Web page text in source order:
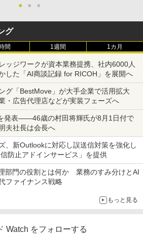
●
● ●
グ
間 1週間 1カ月
ッジワークが資本業務提携、社内6000人
した「AI商談記録 for RICOH」を展開へ
グ「BestMove」が大手企業で活用拡大
・広告代理店などが実装フェーズへ
発表――46歳の村田将輝氏が8月1日付で
夫社長は会長へ
、新Outlookに対応し誤送信対策を強化し
防止アドインサービス」を提供
部門の役割とは何か 業務のすみ分けとAI
ファイナンス戦略
もっと見る
Watch をフォローする